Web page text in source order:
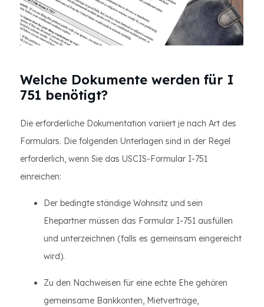
Welche Dokumente werden für I
751 benötigt?
Die erforderliche Dokumentation variiert je nach Art des
Formulars. Die folgenden Unterlagen sind in der Regel
erforderlich, wenn Sie das USCIS-Formular I-751
einreichen:
Der bedingte ständige Wohnsitz und sein
Ehepartner müssen das Formular I-751 ausfüllen
und unterzeichnen (falls es gemeinsam eingereicht
wird).
Zu den Nachweisen für eine echte Ehe gehören
gemeinsame Bankkonten, Mietverträge,